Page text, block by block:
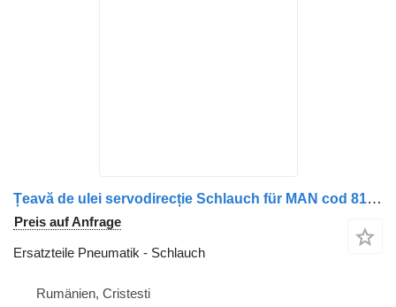
Țeavă de ulei servodirecție Schlauch für MAN cod 81473035842 / 81473035841 LKW
Preis auf Anfrage
Ersatzteile Pneumatik - Schlauch
Rumänien, Cristesti